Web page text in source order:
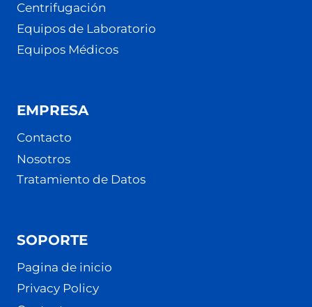
Centrifugación
Equipos de Laboratorio
Equipos Médicos
EMPRESA
Contacto
Nosotros
Tratamiento de Datos
SOPORTE
Pagina de inicio
Privacy Policy